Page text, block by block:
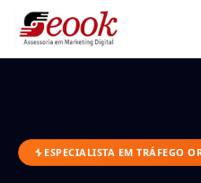
ESPECIALISTA EM TRÁFEGO